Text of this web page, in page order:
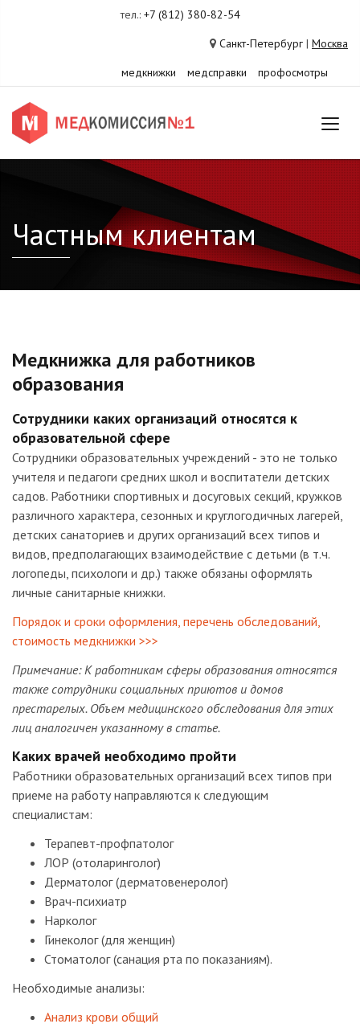
тел.: +7 (812) 380-82-54
Санкт-Петербург | Москва
медкнижки
медсправки профосмотры
Частным клиентам
Медкнижка для работников
образования
Сотрудники каких организаций относятся к
образовательной сфере
Сотрудники образовательных учреждений - это не только
учителя и педагоги средних школ и воспитатели детских
садов. Работники спортивных и досуговых секций, кружков
различного характера, сезонных и круглогодичных лагерей,
детских санаториев и других организаций всех типов и
видов, предполагающих взаимодействие с детьми (в т.ч.
логопеды, психологи и др.) также обязаны оформлять
личные санитарные книжки.
Порядок и сроки оформления, перечень обследований,
стоимость медкнижки >>>
Примечание: К работникам сферы образования относятся
также сотрудники социальных приютов и домов
престарелых. Объем медицинского обследования для этих
лиц аналогичен указанному в статье.
Каких врачей необходимо пройти
Работники образовательных организаций всех типов при
приеме на работу направляются к следующим
специалистам:
Терапевт-профпатолог
ЛОР (отоларинголог)
Дерматолог (дерматовенеролог)
Врач-психиатр
Нарколог
Гинеколог (для женщин)
Стоматолог (санация рта по показаниям).
Необходимые анализы:
Анализ крови общий